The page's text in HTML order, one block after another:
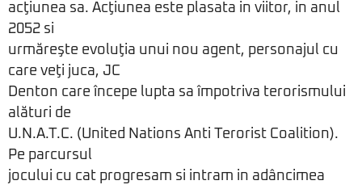
acţiunea sa. Acţiunea este plasata in viitor, in anul
2052 si
urmăreşte evoluţia unui nou agent, personajul cu
care veţi juca, JC
Denton care începe lupta sa împotriva terorismului
alături de
U.N.A.T.C. (United Nations Anti Terorist Coalition).
Pe parcursul
jocului cu cat progresam si intram in adâncimea